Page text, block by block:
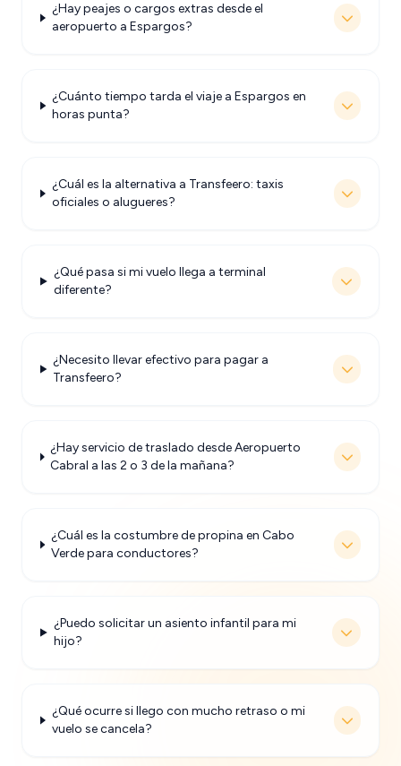
¿Hay peajes o cargos extras desde el
aeropuerto a Espargos?
¿Cuánto tiempo tarda el viaje a Espargos en
horas punta?
¿Cuál es la alternativa a Transfeero: taxis
oficiales o alugueres?
¿Qué pasa si mi vuelo llega a terminal
diferente?
¿Necesito llevar efectivo para pagar a
Transfeero?
¿Hay servicio de traslado desde Aeropuerto
Cabral a las 2 o 3 de la mañana?
¿Cuál es la costumbre de propina en Cabo
Verde para conductores?
¿Puedo solicitar un asiento infantil para mi
hijo?
¿Qué ocurre si llego con mucho retraso o mi
vuelo se cancela?